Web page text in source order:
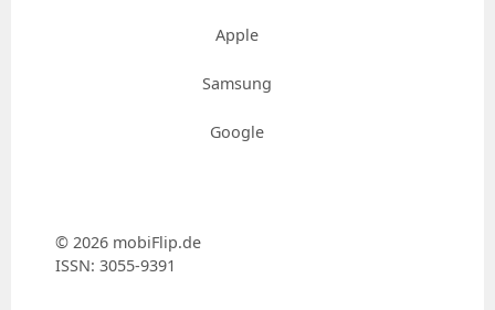
Apple
Samsung
Google
© 2026 mobiFlip.de
ISSN: 3055-9391